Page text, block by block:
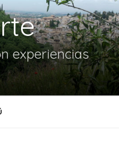
experiencias